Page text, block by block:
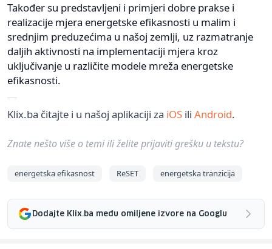
Također su predstavljeni i primjeri dobre prakse i
realizacije mjera energetske efikasnosti u malim i
srednjim preduzećima u našoj zemlji, uz razmatranje
daljih aktivnosti na implementaciji mjera kroz
uključivanje u različite modele mreža energetske
efikasnosti.
Klix.ba čitajte i u našoj aplikaciji za iOS ili Android.
Znate nešto više o temi ili želite prijaviti grešku u tekstu?
energetska efikasnost ReSET energetska tranzicija
Dodajte Klix.ba među omiljene izvore na Googlu